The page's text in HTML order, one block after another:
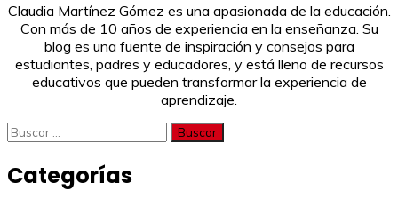
Claudia Martínez Gómez es una apasionada de la educación.
Con más de 10 años de experiencia en la enseñanza. Su
blog es una fuente de inspiración y consejos para
estudiantes, padres y educadores, y está lleno de recursos
educativos que pueden transformar la experiencia de
aprendizaje.
Buscar:
Categorías